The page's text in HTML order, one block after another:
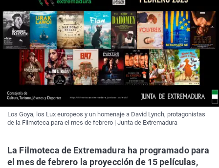
Los Goya, los Lux europeos y un homenaje a David Lynch, protagonistas
de la Filmoteca para el mes de febrero | Junta de Extremadura
La Filmoteca de Extremadura ha programado para
el mes de febrero la proyección de 15 películas,